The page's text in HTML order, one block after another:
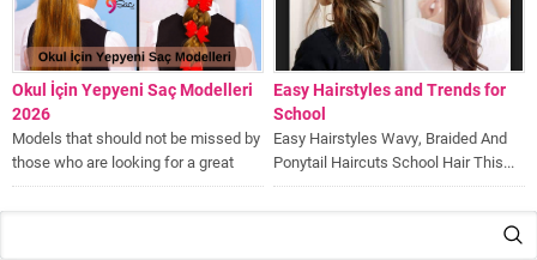
Okul İçin Yepyeni Saç Modelleri
2026
Models that should not be missed by
those who are looking for a great
hairstyle for school...
Easy Hairstyles and Trends for
School
Easy Hairstyles Wavy, Braided And
Ponytail Haircuts School Hair This...